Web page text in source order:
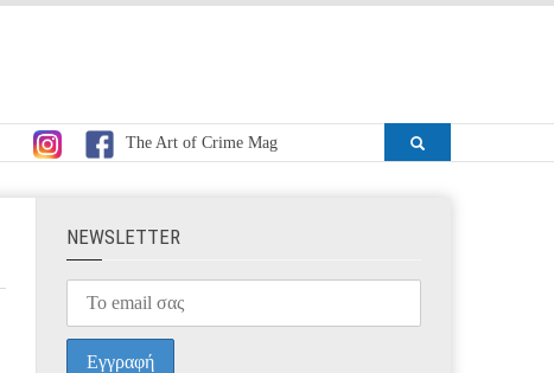
The Art of Crime Mag
ΝEWSLETTER